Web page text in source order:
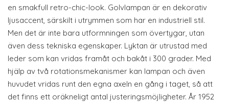
en smakfull retro-chic-look. Golvlampan är en dekorativ
ljusaccent, särskilt i utrymmen som har en industriell stil.
Men det är inte bara utformningen som övertygar, utan
även dess tekniska egenskaper. Lyktan är utrustad med
leder som kan vridas framåt och bakåt i 300 grader. Med
hjälp av två rotationsmekanismer kan lampan och även
huvudet vridas runt den egna axeln en gång i taget, så att
det finns ett oräkneligt antal justeringsmöjligheter. År 1952